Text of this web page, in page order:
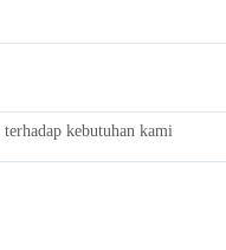
kebutuhan kami